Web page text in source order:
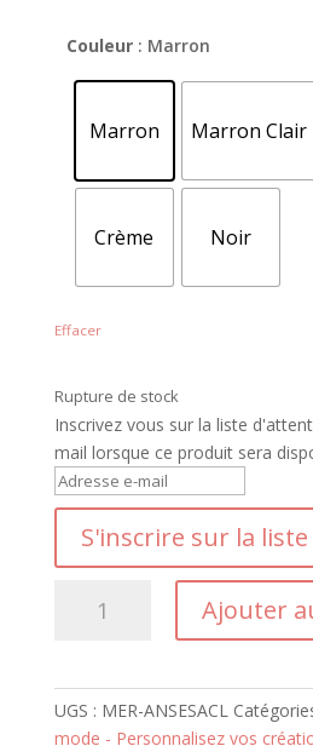
Couleur : Marron
Marron Marron Clair
Crème Noir
Effacer
Rupture de stock
Inscrivez vous sur la liste
mail lorsque ce produit sera
S
a
s
z
v
S'inscrire sur la
Sac
Simili
Ajouter
UGS : MER-ANSESACL
mode - Personnalisez vos